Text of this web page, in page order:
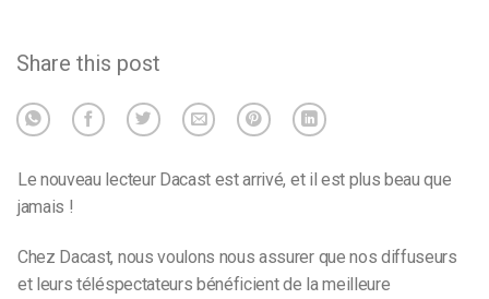
Share this post
Le nouveau lecteur Dacast est arrivé, et il est plus beau que
jamais !
Chez Dacast, nous voulons nous assurer que nos diffuseurs
et leurs téléspectateurs bénéficientde la meilleure